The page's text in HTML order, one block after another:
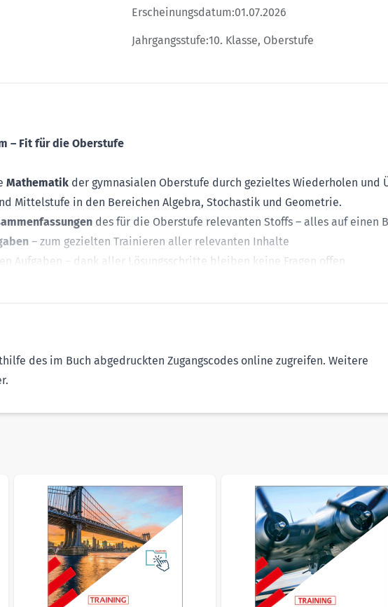
des im Buch abgedruckten Zugangscodes online zugreifen. Weitere
.
– Fit für die Oberstufe
Mathematik der gymnasialen Oberstufe durch gezieltes Wiederholen und
Mittelstufe in den Bereichen Algebra, Stochastik und Geometrie.
des für die Oberstufe relevanten Stoffs – alles auf einen
– zum gezielten Trainieren aller relevanten Inhalte
Aufgaben – dank aller Lösungsschritte bleiben keine Fragen offen
Bewertungseinheiten und Zeitangaben – ideal zur Selbstkontrolle
Plattform MySTARK ab Kaufdatum zwei Jahre lang zur Verfügung.
Ihren Lernerfolg!
Erscheinungsdatum:01.07.2026
Jahrgangsstufe:10. Klasse, Oberstufe
der Produktanzeige